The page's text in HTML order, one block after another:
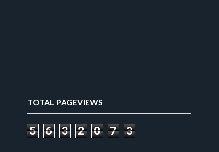
TOTAL PAGEVIEWS
5 6 3 2 0 7 3